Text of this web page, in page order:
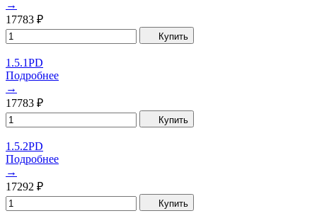
→
17783 ₽
Купить
1.5.1PD
Подробнее
→
17783 ₽
Купить
1.5.2PD
Подробнее
→
17292 ₽
Купить